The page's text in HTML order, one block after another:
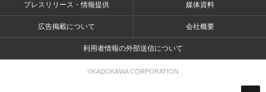
プレスリリース・情報提供 媒体資料
広告掲載について 会社概要
利用者情報の外部送信について
©KADOKAWA CORPORATION